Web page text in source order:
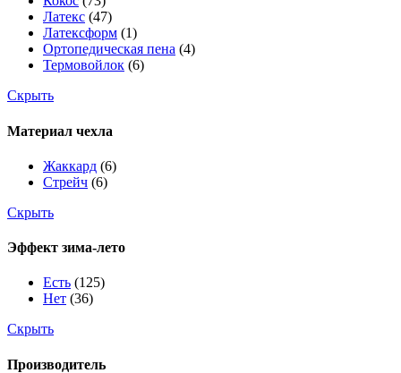
Латекс (47)
Латексформ (1)
Ортопедическая пена (4)
Термовойлок (6)
Скрыть
Материал чехла
Жаккард (6)
Стрейч (6)
Скрыть
Эффект зима-лето
Есть (125)
Нет (36)
Скрыть
Производитель